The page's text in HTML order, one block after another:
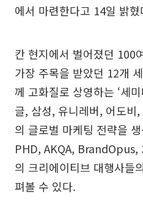
에서 마련한다고 14일 밝혔
칸 현지에서 벌어졌던 100
가장 주목을 받았던 12개
께 고화질로 상영하는 ‘세
글, 삼성, 유니레버, 어도비
의 글로벌 마케팅 전략을
PHD, AKQA,
의 크리에이티브 대행사들
펴볼 수 있다.